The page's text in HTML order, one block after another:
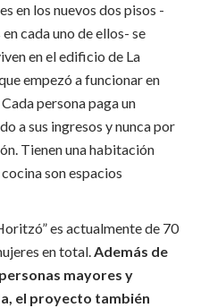
en los nuevos dos pisos -
cada uno de ellos- se
en el edificio de La
empezó a funcionar en
persona paga un
a sus ingresos y nunca por
Tienen una habitación
son espacios
es actualmente de 70
en total.Además de
mayores y
el proyecto también